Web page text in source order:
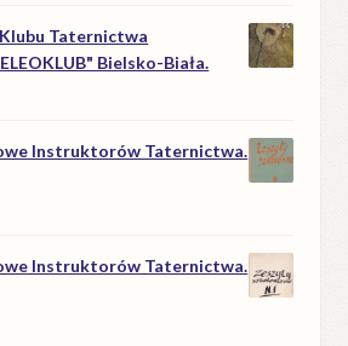
Taternictwa
Bielsko-Biała.
Instruktorów Taternictwa.
Instruktorów Taternictwa.